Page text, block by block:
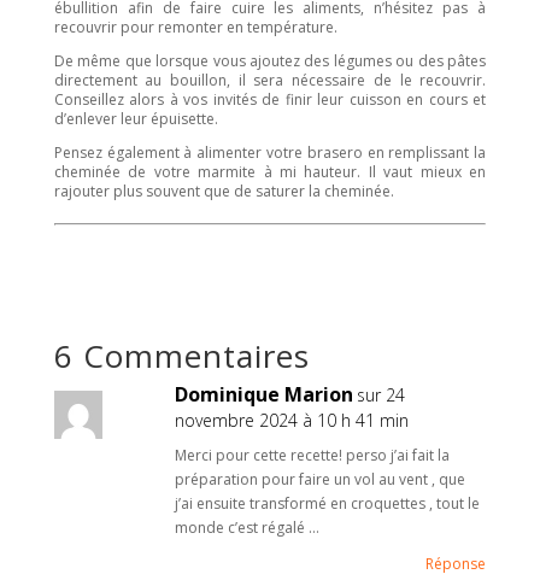
ébullition afin de faire cuire les aliments, n’hésitez pas à
recouvrir pour remonter en température.
De même que lorsque vous ajoutez des légumes ou des pâtes
directement au bouillon, il sera nécessaire de le recouvrir.
Conseillez alors à vos invités de finir leur cuisson en cours et
d’enlever leur épuisette.
Pensez également à alimenter votre brasero en remplissant la
cheminée de votre marmite à mi hauteur. Il vaut mieux en
rajouter plus souvent que de saturer la cheminée.
6 Commentaires
Dominique Marion sur 24
novembre 2024 à 10 h 41 min
Merci pour cette recette! perso j’ai fait la
préparation pour faire un vol au vent , que
j’ai ensuite transformé en croquettes , tout le
monde c’est régalé …
Réponse